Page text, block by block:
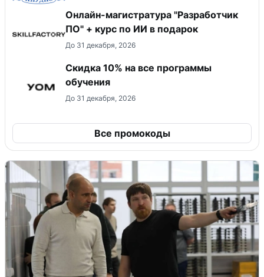
Онлайн-магистратура "Разработчик
ПО" + курс по ИИ в подарок
До 31 декабря, 2026
Скидка 10% на все программы
обучения
До 31 декабря, 2026
Все промокоды